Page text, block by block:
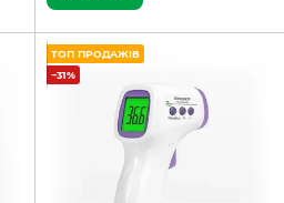
ТОП ПРОДАЖІВ
−31%